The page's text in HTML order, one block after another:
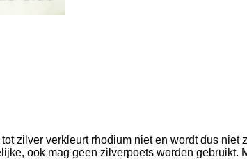
zilver verkleurt rhodium niet en wordt dus niet
ook mag geen zilverpoets worden gebruikt.